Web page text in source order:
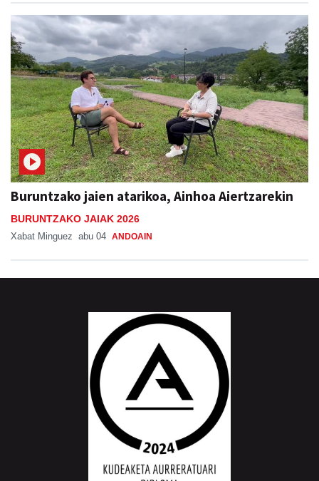
Buruntzako jaien atarikoa, Ainhoa Aiertzarekin
BURUNTZAKO JAIAK 2026
Xabat Minguez abu 04 ANDOAIN